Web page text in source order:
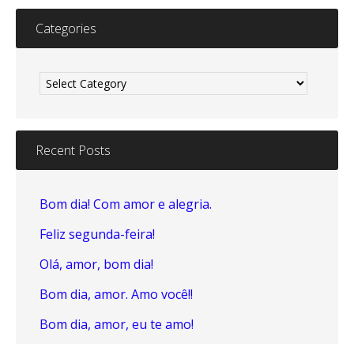
Categories
Recent Posts
Bom dia! Com amor e alegria.
Feliz segunda-feira!
Olá, amor, bom dia!
Bom dia, amor. Amo você!!
Bom dia, amor, eu te amo!